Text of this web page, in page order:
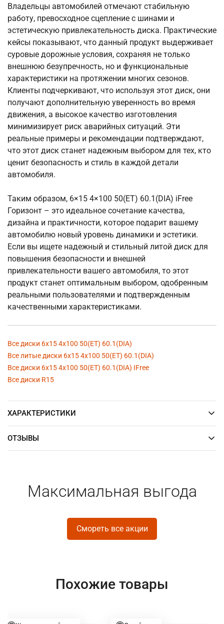
Владельцы автомобилей отмечают стабильную
работу, превосходное сцепление с шинами и
эстетическую привлекательность диска. Практические
кейсы показывают, что данный продукт выдерживает
суровые дорожные условия, сохраняя не только
внешнюю безупречность, но и функциональные
характеристики на протяжении многих сезонов.
Клиенты подчеркивают, что используя этот диск, они
получают дополнительную уверенность во время
движения, а высокое качество изготовления
минимизирует риск аварийных ситуаций. Эти
реальные примеры и рекомендации подтверждают,
что этот диск станет надежным выбором для тех, кто
ценит безопасность и стиль в каждой детали
автомобиля.
Таким образом, 6×15 4×100 50(ET) 60.1(DIA) iFree
Горизонт – это идеальное сочетание качества,
дизайна и практичности, которое подарит вашему
автомобилю новый уровень динамики и эстетики.
Если вы ищете надежный и стильный литой диск для
повышения безопасности и внешней
привлекательности вашего автомобиля, то этот
продукт станет оптимальным выбором, одобренным
реальными пользователями и подтвержденным
качественными характеристиками.
Все диски 6x15 4x100 50(ET) 60.1(DIA)
Все литые диски 6x15 4x100 50(ET) 60.1(DIA)
Все диски 6x15 4x100 50(ET) 60.1(DIA) IFree
Все диски R15
ХАРАКТЕРИСТИКИ
ОТЗЫВЫ
Максимальная выгода
Смореть все акции
Похожие товары